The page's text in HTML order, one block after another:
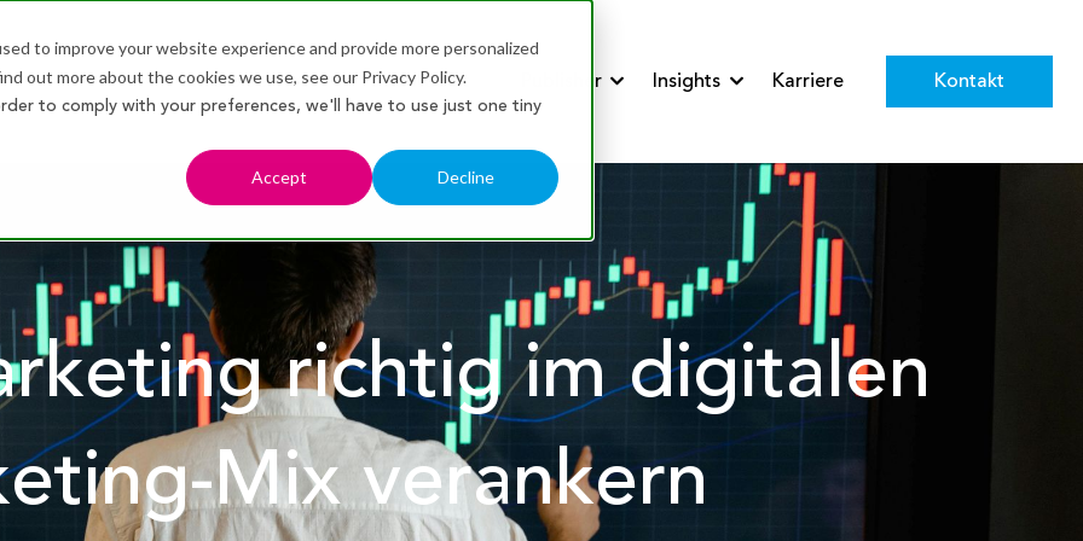
to improve your website experience and provide more personalized
out more about the cookies we use, see our Privacy Policy.
to comply with your preferences, we'll have to use just one tiny
Accept Decline
Unsere ServicesShow submenu for Unsere Services
Selbstaudit PublisherShow submenu for Publisher
InsightsShow submenu for Insights
Karriere Kontakt
richtig im digitalen
Mix verankern